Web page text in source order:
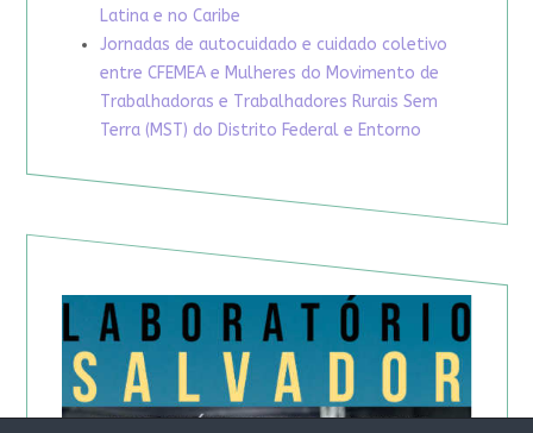
Latina e no Caribe
Jornadas de autocuidado e cuidado coletivo
entre CFEMEA e Mulheres do Movimento de
Trabalhadoras e Trabalhadores Rurais Sem
Terra (MST) do Distrito Federal e Entorno